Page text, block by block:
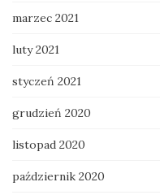
marzec 2021
luty 2021
styczeń 2021
grudzień 2020
listopad 2020
październik 2020